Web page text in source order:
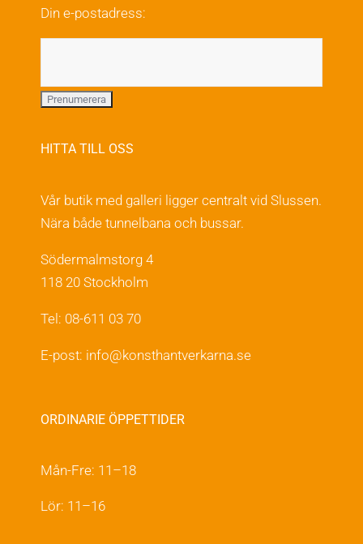
Din e-postadress:
HITTA TILL OSS
Vår butik med galleri ligger centralt vid Slussen.
Nära både tunnelbana och bussar.
Södermalmstorg 4
118 20 Stockholm
Tel: 08-611 03 70
E-post: info@konsthantverkarna.se
ORDINARIE ÖPPETTIDER
Mån-Fre: 11–18
Lör: 11–16